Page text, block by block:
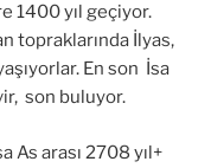
1400 yıl geçiyor.
topraklarında İlyas,
En son İsa
son buluyor.
As arası 2708 yıl+